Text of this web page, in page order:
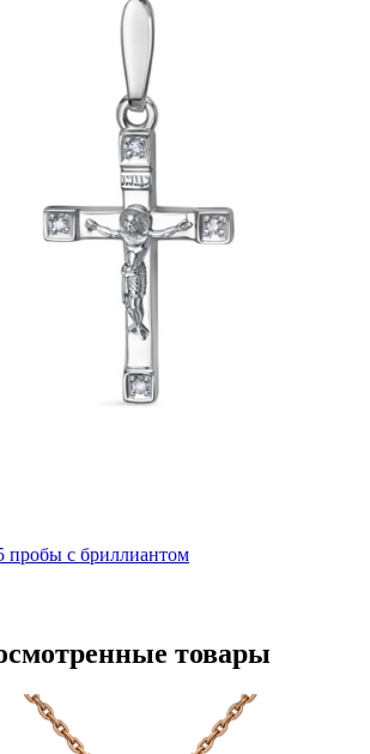
пробы с бриллиантом
₽
товары